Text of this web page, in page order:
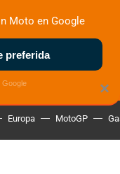
MOTOS ELÉCTRICAS
Europa MotoGP
×
Moto en Google
preferida
Google